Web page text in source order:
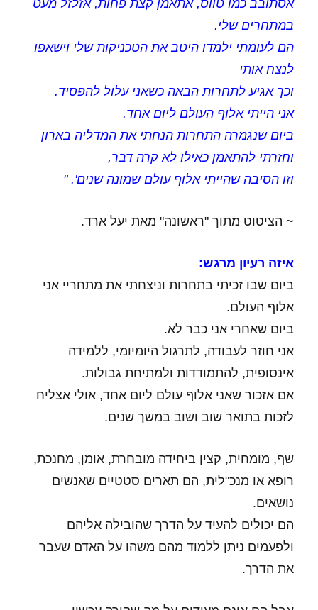
אסתובב כמו טווס, אתאמן קצת פחות, אזלזל מעט
במתחרים שלי.
הם לעומתי ילמדו היטב את הטכניקות שלי וישאפו
לנצח אותי
וכך אגיע לתחרות הבאה כשאני עלול להפסיד.
אני הייתי אלוף העולם ליום אחד.
ביום שנגמרה התחרות הנחתי את המדליה בארון
וחזרתי להתאמן כאילו לא קרה דבר,
וזו הסיבה שהייתי אלוף עולם שמונה שנים'. "
~ הציטוט מתוך "ראשונה" מאת יעל ארד.
איזה רעיון מרגש:
ביום שבו זכיתי בתחרות וניצחתי את מתחריי אני
אלוף העולם.
ביום שאחרי אני כבר לא.
אני חוזר לעבודה, לתרגול היומיומי, ללמידה
אינסופית, להתמודדות ולמתיחת גבולות.
אם אזכור שאני אלוף עולם ליום אחד, אולי אצליח
לזכות בתואר שוב ושוב במשך שנים.
שף, מומחית, קצין ביחידה מובחרת, אומן, מחנכת,
רופא או מנכ"לית, הם תארים סטטיים שאנשים
נושאים.
הם יכולים להעיד על הדרך שהובילה אליהם
ולפעמים ניתן ללמוד מהם משהו על האדם שעבר
את הדרך.